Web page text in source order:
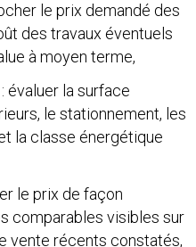
le prix demandé des
des travaux éventuels
à moyen terme,
évaluer la surface
le stationnement, les
la classe énergétique
le prix de façon
comparables visibles sur
vente récents constatés,